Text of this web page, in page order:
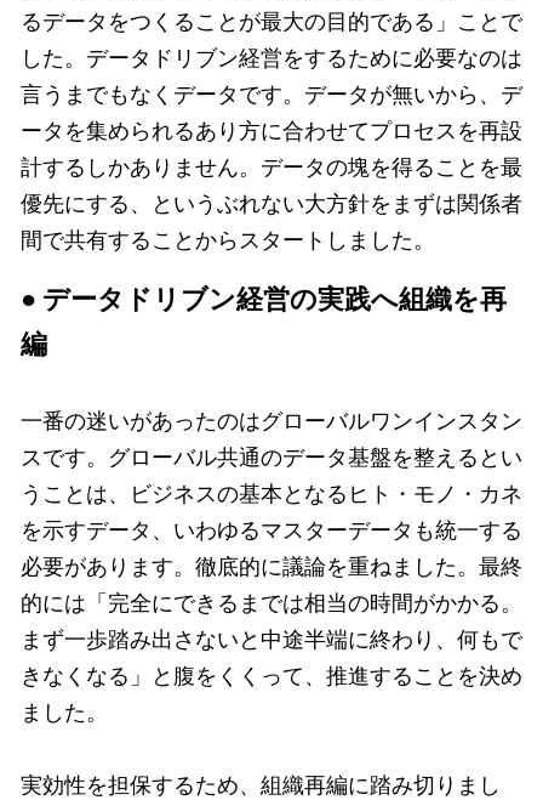
るデータをつくることが最大の目的である」ことで
した。データドリブン経営をするために必要なのは
言うまでもなくデータです。データが無いから、デ
ータを集められるあり方に合わせてプロセスを再設
計するしかありません。データの塊を得ることを最
優先にする、というぶれない大方針をまずは関係者
間で共有することからスタートしました。
● データドリブン経営の実践へ組織を再
編
一番の迷いがあったのはグローバルワンインスタン
スです。グローバル共通のデータ基盤を整えるとい
うことは、ビジネスの基本となるヒト・モノ・カネ
を示すデータ、いわゆるマスターデータも統一する
必要があります。徹底的に議論を重ねました。最終
的には「完全にできるまでは相当の時間がかかる。
まず一歩踏み出さないと中途半端に終わり、何もで
きなくなる」と腹をくくって、推進することを決め
ました。
実効性を担保するため、組織再編に踏み切りまし